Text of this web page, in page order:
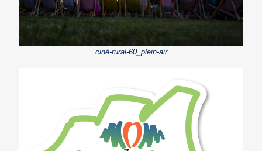
ciné-rural-60_plein-air